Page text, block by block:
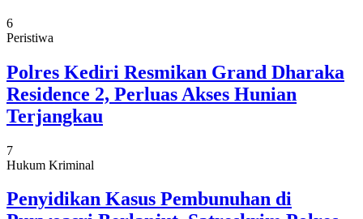
6
Peristiwa
Polres Kediri Resmikan Grand Dharaka
Residence 2, Perluas Akses Hunian
Terjangkau
7
Hukum Kriminal
Penyidikan Kasus Pembunuhan di